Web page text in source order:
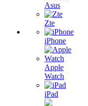
Asus
Zte
iPhone
Apple
Watch
iPad